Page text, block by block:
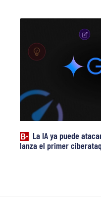
La IA ya puede
lanza el primer